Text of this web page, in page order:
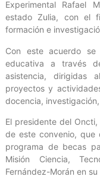
Experimental Rafael
estado Zulia, con el
formación e
Con este acuerdo se
educativa a través
asistencia, dirigidas
proyectos y
docencia,
El presidente del
de este convenio, que
programa de becas
Misión Ciencia,
Fernández-Morán en